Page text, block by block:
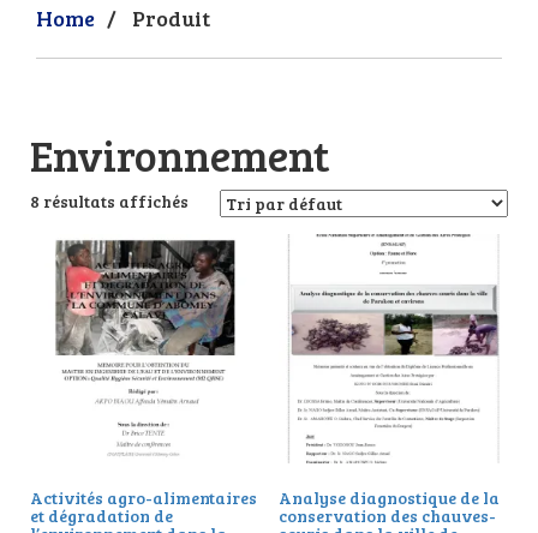
Home / Produit
Environnement
8 résultats affichés
Activités agro-alimentaires
et dégradation de
Analyse diagnostique de la
conservation des chauves-